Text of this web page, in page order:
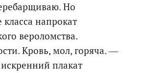
Но
напрокат
вероломства.
Кровь, мол, горяча. —
плакат